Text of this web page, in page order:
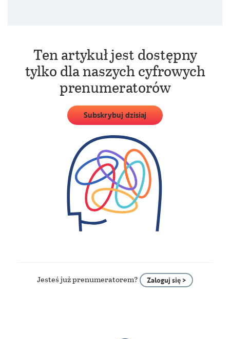
Ten artykuł jest dostępny
tylko dla naszych cyfrowych
prenumeratorów
Subskrybuj dzisiaj
Jesteś już prenumeratorem? Zaloguj się >